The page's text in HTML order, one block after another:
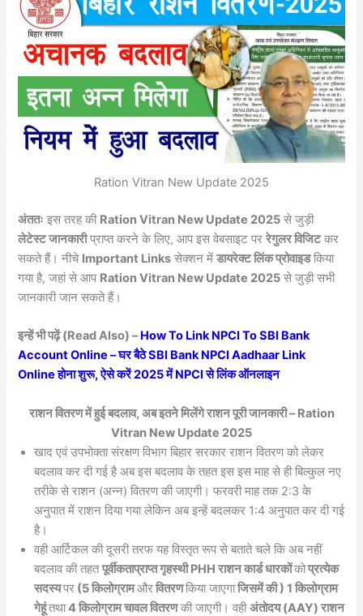
Ration Vitran New Update 2025
अंततः इस तरह की Ration Vitran New Update 2025 से जुड़ी
लेटेस्ट जानकारीप्राप्त करने के लिए, आप इस वेबसाइट पररेगुलर विजिटकर
सकते हैं। नीचे Important Links सेक्शन मेंडायरेक्ट लिंक प्रोवाइडकिया
गया है, जहां से आप Ration Vitran New Update 2025 से जुड़ी सभी
जानकारी जान सकते हैं।
इन्हें भी पढ़ें (Read Also) –How To Link NPCI To SBI Bank
Account Online – घर बैठे SBI Bank NPCI Aadhaar Link
Online होना शुरू, ऐसे करें 2025 में NPCI से लिंक ऑनलाइन
राशन वितरण में हुई बदलाव, अब इतने मिलेंगे राशन पूरी जानकारी – Ration
Vitran New Update 2025
खाद एवं उपभोक्ता संरक्षण विभाग बिहार सरकार राशन वितरण को लेकर
बदलाव कर दी गई है अब इस बदलाव के तहत इस इस माह से ही बिल्कुल नए
तरीके से राशन (अन्न) वितरण की जाएगी। फरवरी माह तक 2:3 के
अनुपात में राशन दिया गया लेकिन अब इन्हें बदलकर 1:4 अनुपात कर दी गई
है।
वही आर्टिकल की दूसरी तरफ यह विस्तृत रूप से बताते चले कि अब नहीं
बदलाव की तहतपूर्वीकताप्राप्त गृहस्थी PHH राशन कार्ड धारकोंकोप्रत्येक
सदस्यपर (5 किलोग्रामऔरवितरणकिया जाएगाजिसमें की ) 1 किलोग्राम
गेहूंतथा4 किलोग्राम चावल वितरणकी जाएगी। वहीअंतोदय (AAY) राशन